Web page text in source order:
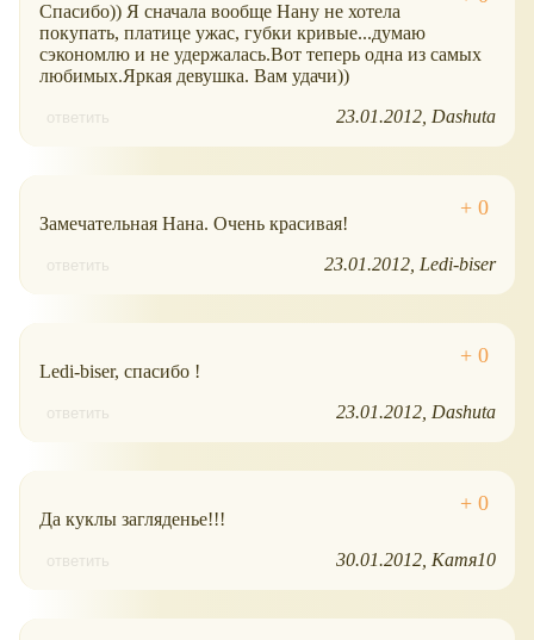
Спасибо)) Я сначала вообще Нану не хотела
покупать, платице ужас, губки кривые...думаю
сэкономлю и не удержалась.Вот теперь одна из самых
любимых.Яркая девушка. Вам удачи))
ответить 23.01.2012 Dashuta
Замечательная Нана. Очень красивая!
ответить 23.01.2012 Ledi-biser
Ledi-biser, спасибо !
ответить 23.01.2012 Dashuta
Да куклы загляденье!!!
ответить 30.01.2012 Катя10